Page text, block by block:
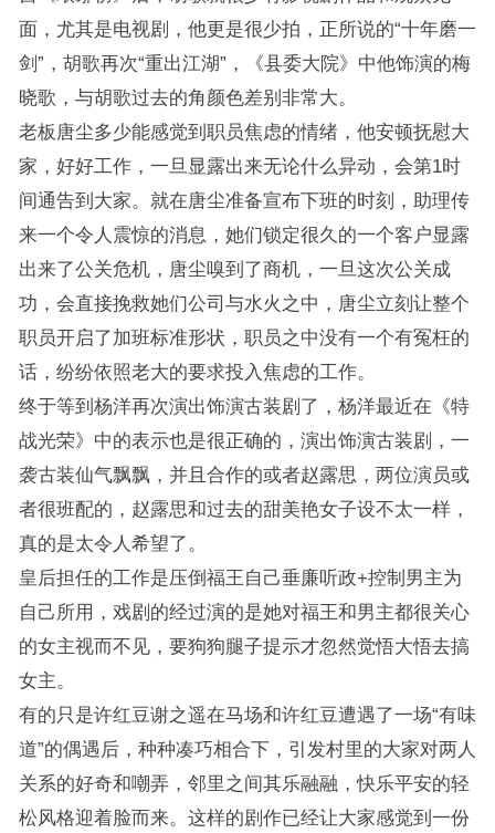
面，尤其是电视剧，他更是很少拍，正所说的“十年磨一
剑”，胡歌再次“重出江湖”，《县委大院》中他饰演的梅
晓歌，与胡歌过去的角颜色差别非常大。
老板唐尘多少能感觉到职员焦虑的情绪，他安顿抚慰大
家，好好工作，一旦显露出来无论什么异动，会第1时
间通告到大家。就在唐尘准备宣布下班的时刻，助理传
来一个令人震惊的消息，她们锁定很久的一个客户显露
出来了公关危机，唐尘嗅到了商机，一旦这次公关成
功，会直接挽救她们公司与水火之中，唐尘立刻让整个
职员开启了加班标准形状，职员之中没有一个有冤枉的
话，纷纷依照老大的要求投入焦虑的工作。
终于等到杨洋再次演出饰演古装剧了，杨洋最近在《特
战光荣》中的表示也是很正确的，演出饰演古装剧，一
袭古装仙气飘飘，并且合作的或者赵露思，两位演员或
者很班配的，赵露思和过去的甜美艳女子设不太一样，
真的是太令人希望了。
皇后担任的工作是压倒福王自己垂廉听政+控制男主为
自己所用，戏剧的经过演的是她对福王和男主都很关心
的女主视而不见，要狗狗腿子提示才忽然觉悟大悟去搞
女主。
有的只是许红豆谢之遥在马场和许红豆遭遇了一场“有味
道”的偶遇后，种种凑巧相合下，引发村里的大家对两人
关系的好奇和嘲弄，邻里之间其乐融融，快乐平安的轻
松风格迎着脸而来。这样的剧作已经让大家感觉到一份